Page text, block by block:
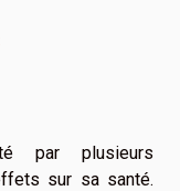
par plusieurs
sur sa santé.